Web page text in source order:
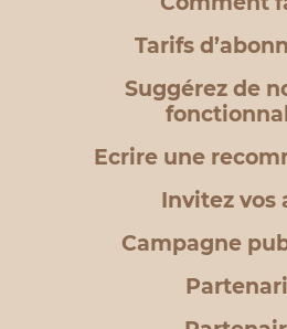
Tarifs
Suggérez de
Ecrire une
Invitez vos
Campagne